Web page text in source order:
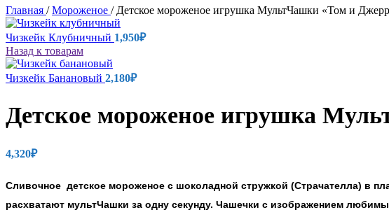
Главная / Мороженое / Детское мороженое игрушка МультЧашки «Том и
Чизкейк Клубничный 1,950₽
Назад к товарам
Чизкейк Банановый 2,180₽
Детское мороженое игрушка
4,320₽
Сливочное детское мороженое с шоколадной стружкой (Страчателла) в
расхватают мультЧашки за одну секунду. Чашечки с изображением